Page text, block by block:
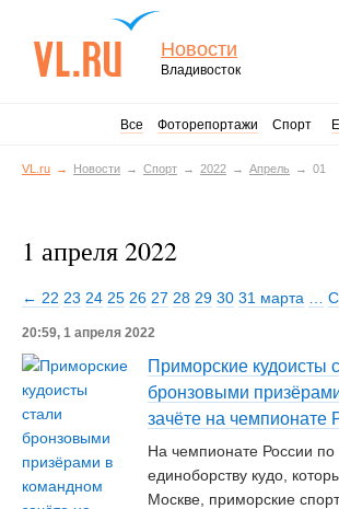
Новости
Владивосток
Все Фоторепортажи Спорт
VL.ru Новости Спорт 2022 Апрель 01
1 апреля 2022
← 22 23 24 25 26 27 28 29 30 31 марта
20:59, 1 апреля 2022
Приморские кудоисты
бронзовыми
зачёте на
На чемпионате России
единоборству кудо,
Москве, приморские